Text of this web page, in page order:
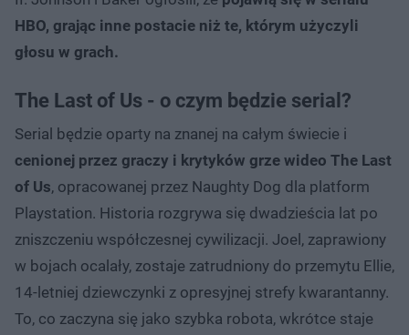
HBO, grając inne postacie niż te, którym użyczyli
głosu w grach.
The Last of Us - o czym będzie serial?
Serial będzie oparty na znanej na całym świecie i
cenionej przez graczy i krytyków grze wideo The Last
of Us, opracowanej przez Naughty Dog dla platform
Playstation. Historia rozgrywa się dwadzieścia lat po
zniszczeniu współczesnej cywilizacji. Joel, zaprawiony
w bojach ocalały, zostaje zatrudniony do przemytu Ellie,
14-letniej dziewczynki z opresyjnej strefy kwarantanny.
To, co zaczyna się jako szybka robota, wkrótce staje